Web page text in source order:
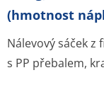
(hmotnost
Nálevový sáček
s PP přebalem,